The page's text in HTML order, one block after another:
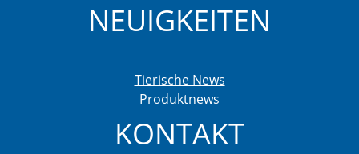
NEUIGKEITEN
Tierische News
Produktnews
KONTAKT